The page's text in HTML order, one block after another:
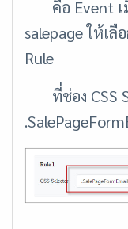
คือ Event เ
salepage ให้เ
Rule
ที่ช่อง CSS